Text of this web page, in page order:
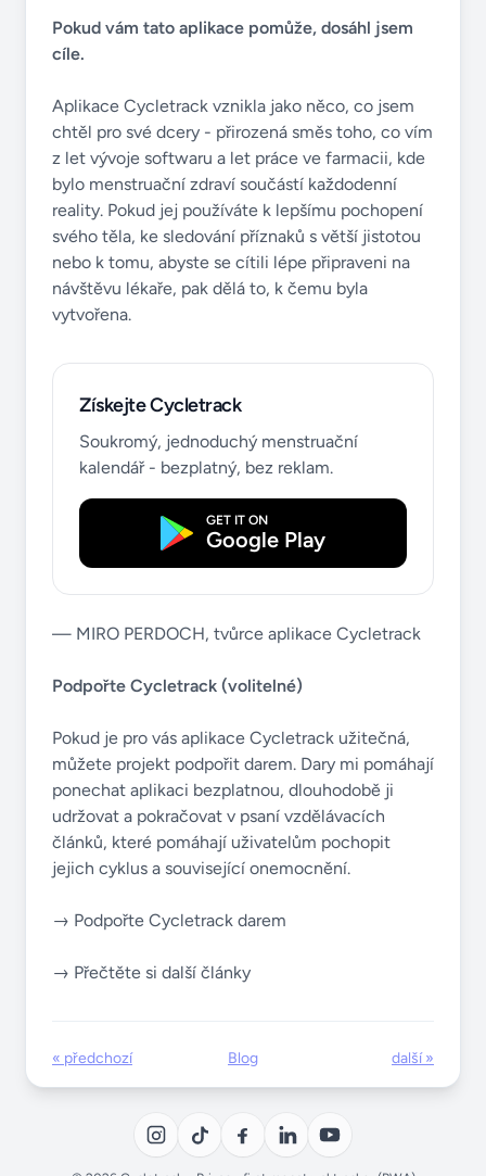
Pokud vám tato aplikace pomůže, dosáhl jsem
cíle.
Aplikace Cycletrack vznikla jako něco, co jsem
chtěl pro své dcery - přirozená směs toho, co vím
z let vývoje softwaru a let práce ve farmacii, kde
bylo menstruační zdraví součástí každodenní
reality. Pokud jej používáte k lepšímu pochopení
svého těla, ke sledování příznaků s větší jistotou
nebo k tomu, abyste se cítili lépe připraveni na
návštěvu lékaře, pak dělá to, k čemu byla
vytvořena.
Získejte Cycletrack
Soukromý, jednoduchý menstruační
kalendář - bezplatný, bez reklam.
GET IT ON
Google Play
— MIRO PERDOCH, tvůrce aplikace Cycletrack
Podpořte Cycletrack (volitelné)
Pokud je pro vás aplikace Cycletrack užitečná,
můžete projekt podpořit darem. Dary mi pomáhají
ponechat aplikaci bezplatnou, dlouhodobě ji
udržovat a pokračovat v psaní vzdělávacích
článků, které pomáhají uživatelům pochopit
jejich cyklus a související onemocnění.
→ Podpořte Cycletrack darem
→ Přečtěte si další články
« předchozí Blog další »